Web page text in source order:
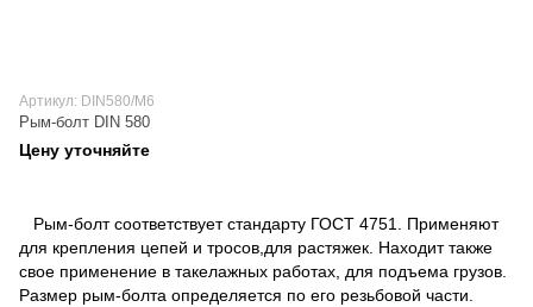
Артикул: DIN580/M6
Рым-болт DIN 580
Цену уточняйте
Рым-болт соответствует стандарту ГОСТ 4751. Применяют
для крепления цепей и тросов,для растяжек. Находит также
свое применение в такелажных работах, для подъема грузов.
Размер рым-болта определяется по его резьбовой части.